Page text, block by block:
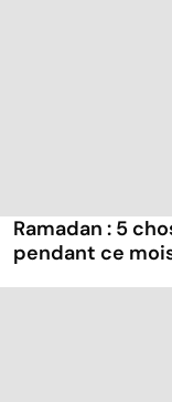
Ramadan : 5
pendant ce